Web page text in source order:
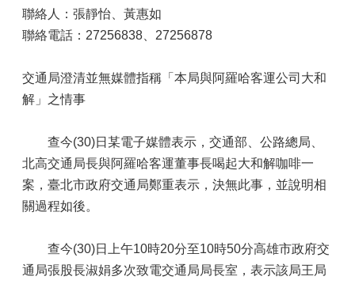
聯絡人：張靜怡、黃惠如
聯絡電話：27256838、27256878
交通局澄清並無媒體指稱「本局與阿羅哈客運公司大和
解」之情事
查今(30)日某電子媒體表示，交通部、公路總局、
北高交通局長與阿羅哈客運董事長喝起大和解咖啡一
案，臺北市政府交通局鄭重表示，決無此事，並說明相
關過程如後。
查今(30)日上午10時20分至10時50分高雄市政府交
通局張股長淑娟多次致電交通局局長室，表示該局王局